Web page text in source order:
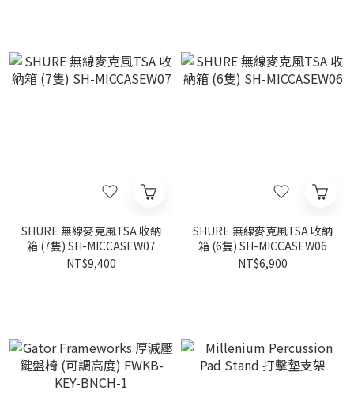
SHURE 無線麥克風TSA 收納
箱 (7隻) SH-MICCASEW07
NT$9,400
SHURE 無線麥克風TSA 收納
箱 (6隻) SH-MICCASEW06
NT$6,900